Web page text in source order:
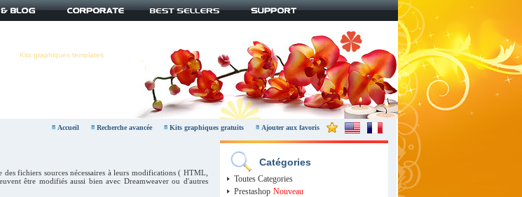
Kits graphiques templates
Accueil Recherche avancée Kits graphiques gratuits Ajouter aux favoris
fichiers sources nécessaires à leurs modifications ( HTML,
être modifiés aussi bien avec Dreamweaver ou d'autres
Catégories
Toutes Categories
Prestashop Nouveau